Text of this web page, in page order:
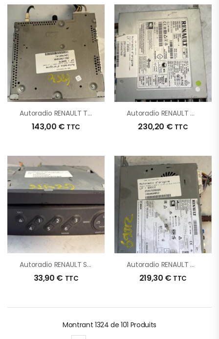
Autoradio RENAULT TRAFIC 3 COURT PHASE 1 D’origine – 2019 – Occasion
143,00 € TTC
Autoradio RENAULT GRAND SCENIC 4 D’origine – 2020 – Occasion
230,20 € TTC
Autoradio RENAULT SCENIC 2 PHASE 1 D’origine – 2006 – Occasion
33,90 € TTC
Autoradio RENAULT MEGANE 4 PHASE 2 D’origine – 2023 – Occasion
219,30 € TTC
Montrant 1324 de 101 Produits